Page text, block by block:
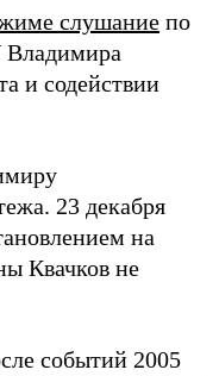
слушание по
Владимира
и содействии
23 декабря
на
Квачков не
событий 2005